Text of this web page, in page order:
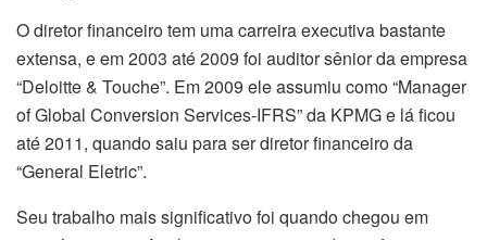
O diretor financeiro tem uma carreira executiva bastante
extensa, e em 2003 até 2009 foi auditor sênior da empresa
“Deloitte & Touche”. Em 2009 ele assumiu como “Manager
of Global Conversion Services-IFRS” da KPMG e lá ficou
até 2011, quando saiu para ser diretor financeiro da
“General Eletric”.
Seu trabalho mais significativo foi quando chegou em